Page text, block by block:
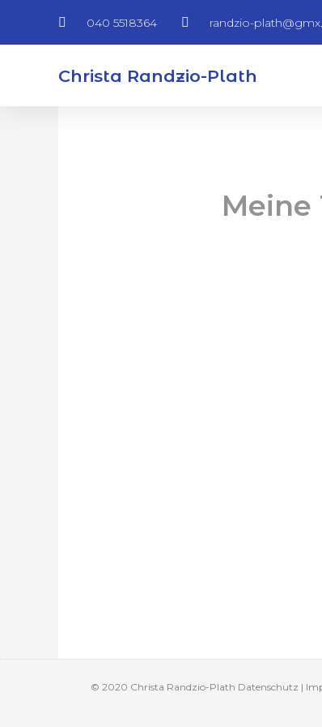
springen
040 5518364 randzio-
Christa Randzio-Plath
Meine
© 2020 Christa Randzio-Plath Datenschutz |